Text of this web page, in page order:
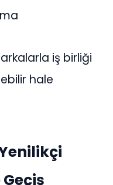
iş birliği
hale